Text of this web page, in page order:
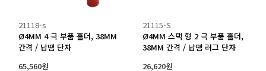
21118-s
Ø4MM 4 극 부품 홀더, 38MM
간격 / 납땜 단자
65,560원
21115-S
Ø4MM 스택 형 2 극 부품 홀더,
38MM 간격 / 납땜 러그 단자
26,620원